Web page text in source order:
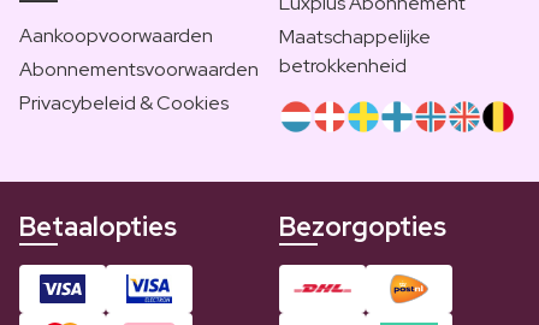
Aankoopvoorwaarden
Abonnementsvoorwaarden
Privacybeleid & Cookies
Maatschappelijke
betrokkenheid
Betaalopties Bezorgopties